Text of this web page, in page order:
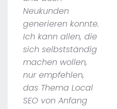
Neukunden
generieren konnte.
Ich kann allen, die
sich selbstständig
machen wollen,
nur empfehlen,
das Thema Local
SEO von Anfang